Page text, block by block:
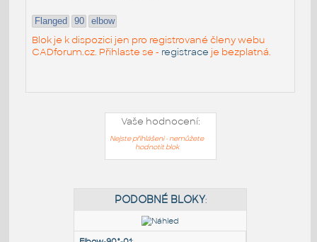
Flanged 90 elbow
Blok je k dispozici jen pro registrované členy webu
CADforum.cz. Přihlaste se - registrace je bezplatná.
Vaše hodnocení:
Nejste přihlášeni - nemůžete
hodnotit blok